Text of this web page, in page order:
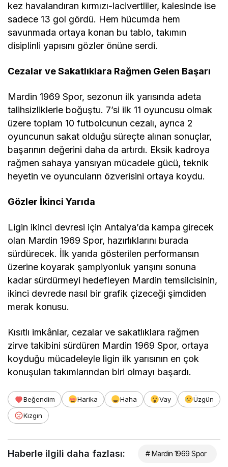
kez havalandıran kırmızı-lacivertliler, kalesinde ise
sadece 13 gol gördü. Hem hücumda hem
savunmada ortaya konan bu tablo, takımın
disiplinli yapısını gözler önüne serdi.
Cezalar ve Sakatlıklara Rağmen Gelen Başarı
Mardin 1969 Spor, sezonun ilk yarısında adeta
talihsizliklerle boğuştu. 7’si ilk 11 oyuncusu olmak
üzere toplam 10 futbolcunun cezalı, ayrıca 2
oyuncunun sakat olduğu süreçte alınan sonuçlar,
başarının değerini daha da artırdı. Eksik kadroya
rağmen sahaya yansıyan mücadele gücü, teknik
heyetin ve oyuncuların özverisini ortaya koydu.
Gözler İkinci Yarıda
Ligin ikinci devresi için Antalya’da kampa girecek
olan Mardin 1969 Spor, hazırlıklarını burada
sürdürecek. İlk yarıda gösterilen performansın
üzerine koyarak şampiyonluk yarışını sonuna
kadar sürdürmeyi hedefleyen Mardin temsilcisinin,
ikinci devrede nasıl bir grafik çizeceği şimdiden
merak konusu.
Kısıtlı imkânlar, cezalar ve sakatlıklara rağmen
zirve takibini sürdüren Mardin 1969 Spor, ortaya
koyduğu mücadeleyle ligin ilk yarısının en çok
konuşulan takımlarından biri olmayı başardı.
Beğendim Harika Haha Vay
Üzgün
Kızgın
Haberle ilgili daha fazlası: # Mardin 1969 Spor